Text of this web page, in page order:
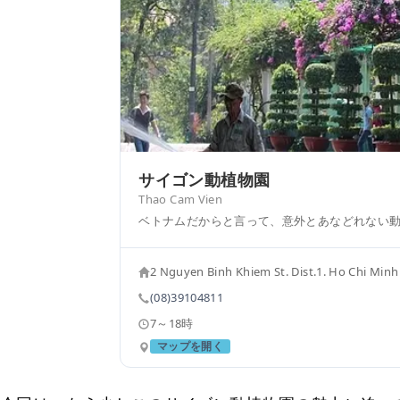
サイゴン動植物園
Thao Cam Vien
ベトナムだからと言って、意外とあなどれない
2 Nguyen Binh Khiem St. Dist.1. Ho Chi Minh
(08)39104811
7～18時
マップを開く